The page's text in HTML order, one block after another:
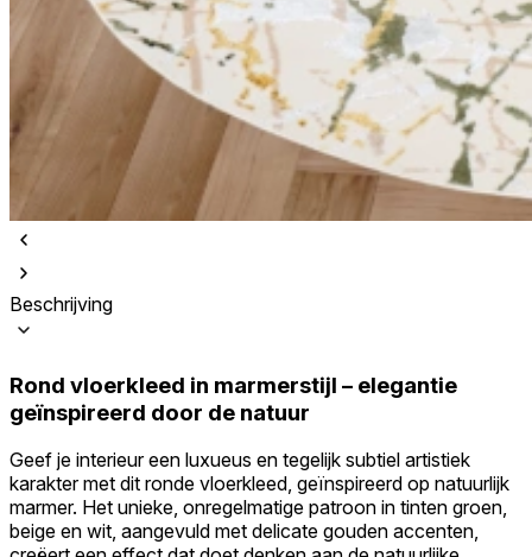
Beschrijving
Rond vloerkleed in marmerstijl – elegantie
geïnspireerd door de natuur
Geef je interieur een luxueus en tegelijk subtiel artistiek
karakter met dit ronde vloerkleed, geïnspireerd op natuurlijk
marmer. Het unieke, onregelmatige patroon in tinten groen,
beige en wit, aangevuld met delicate gouden accenten,